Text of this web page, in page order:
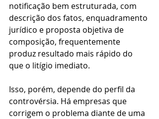
notificação bem estruturada, com
descrição dos fatos, enquadramento
jurídico e proposta objetiva de
composição, frequentemente
produz resultado mais rápido do
que o litígio imediato.
Isso, porém, depende do perfil da
controvérsia. Há empresas que
corrigem o problema diante de uma